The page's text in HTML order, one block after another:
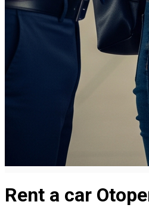
Rent a car